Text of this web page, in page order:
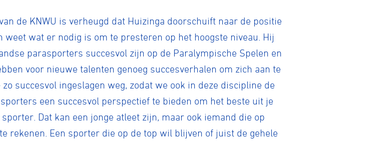
de KNWU is verheugd dat Huizinga doorschuift naar de positie
wat er nodig is om te presteren op het hoogste niveau. Hij
parasporters succesvol zijn op de Paralympische Spelen en
voor nieuwe talenten genoeg succesverhalen om zich aan te
succesvol ingeslagen weg, zodat we ook in deze discipline de
een succesvol perspectief te bieden om het beste uit je
Dat kan een jonge atleet zijn, maar ook iemand die op
rekenen. Een sporter die op de top wil blijven of juist de gehele